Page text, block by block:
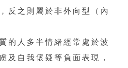
反之則屬於非外向型（內
的人多半情緒經常處於波
及自我懷疑等負面表現，